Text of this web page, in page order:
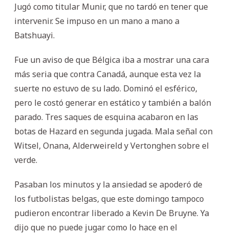
Jugó como titular Munir, que no tardó en tener que
intervenir. Se impuso en un mano a mano a
Batshuayi.
Fue un aviso de que Bélgica iba a mostrar una cara
más seria que contra Canadá, aunque esta vez la
suerte no estuvo de su lado. Dominó el esférico,
pero le costó generar en estático y también a balón
parado. Tres saques de esquina acabaron en las
botas de Hazard en segunda jugada. Mala señal con
Witsel, Onana, Alderweireld y Vertonghen sobre el
verde.
Pasaban los minutos y la ansiedad se apoderó de
los futbolistas belgas, que este domingo tampoco
pudieron encontrar liberado a Kevin De Bruyne. Ya
dijo que no puede jugar como lo hace en el